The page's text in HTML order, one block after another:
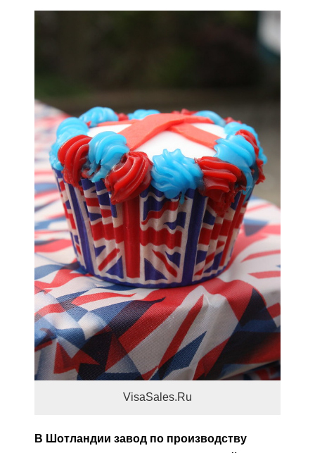
VisaSales.Ru
В Шотландии завод по производству